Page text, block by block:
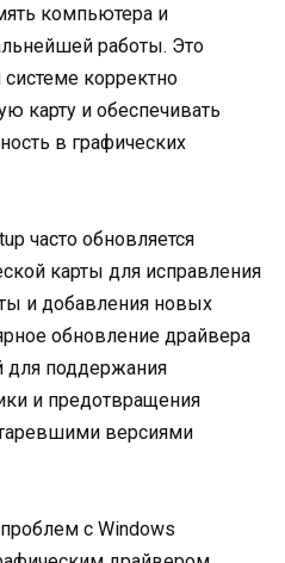
компьютера и
работы. Это
корректно
карту и обеспечивать
в графических
часто обновляется
карты для исправления
и добавления новых
обновление драйвера
для поддержания
и предотвращения
версиями
с Windows